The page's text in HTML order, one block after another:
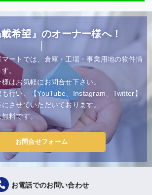
載希望』のオーナー様へ！
ートでは、倉庫・工場・事業用地の物件情
。
はお気軽にお問合せ下さい。
行い、【YouTube、Instagram、Twitter】
させていただいております。
無料です。
お問合せフォーム
お電話でのお問い合わせ